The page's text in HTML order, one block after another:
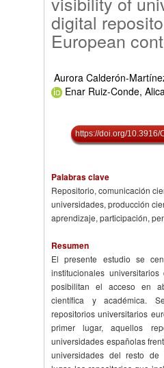
digital
European
Aurora Calderón-
Enar Ruiz-Conde,
https://doi.org/
Palabras clave
Repositorio, comunicación
universidades, producción
aprendizaje, participación,
Resumen
El presente estudio se
institucionales
posibilitan el acceso en
científica y académica.
repositorios universitarios
primer lugar, aquellos
universidades españolas
universidades del resto